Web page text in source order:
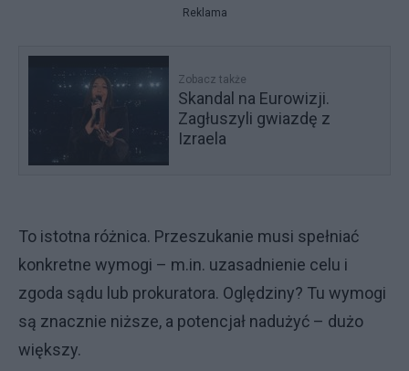
Reklama
Zobacz także
Skandal na Eurowizji.
Zagłuszyli gwiazdę z
Izraela
To istotna różnica. Przeszukanie musi spełniać
konkretne wymogi – m.in. uzasadnienie celu i
zgoda sądu lub prokuratora. Oględziny? Tu wymogi
są znacznie niższe, a potencjał nadużyć – dużo
większy.